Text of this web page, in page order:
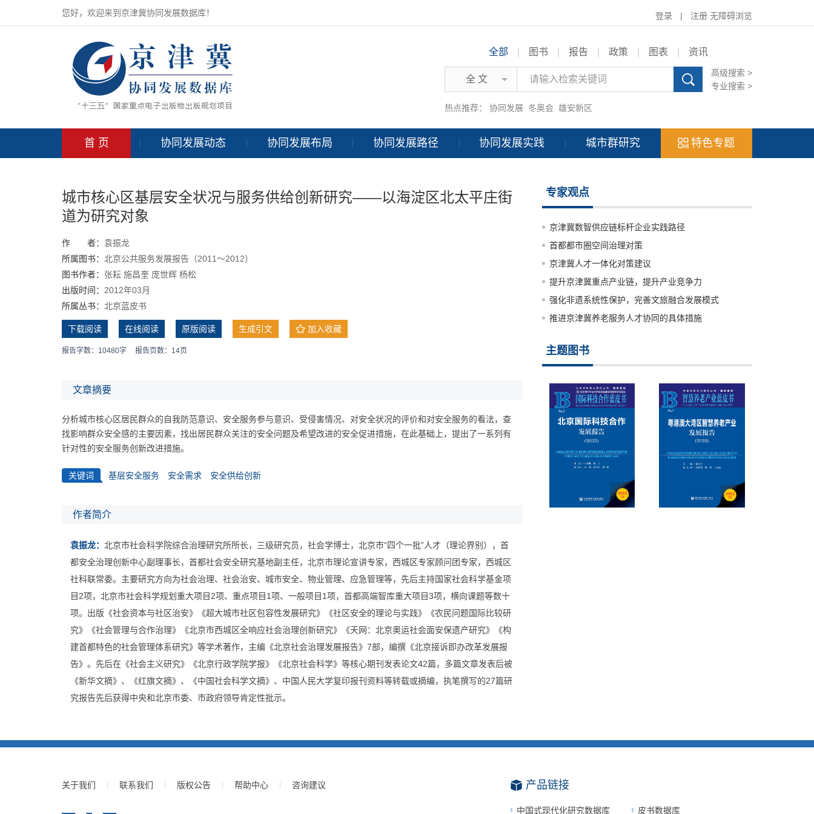
您好，欢迎来到京津冀协同发展数据库！ 登录 | 注册 无障碍浏览
全部 图书 报告 政策 图表 资讯
全 文
高级搜索 >
专业搜索 >
热点推荐： 协同发展 冬奥会 雄安新区
首 页 协同发展动态 协同发展布局 协同发展路径 协同发展实践 城市群研究 特色专题
城市核心区基层安全状况与服务供给创新研究——以海淀区北太平庄街
道为研究对象
作 者： 袁振龙
所属图书： 北京公共服务发展报告（2011～2012）
图书作者： 张耘 施昌奎 庞世辉 杨松
出版时间： 2012年03月
所属丛书： 北京蓝皮书
下载阅读 在线阅读 原版阅读 生成引文 加入收藏
报告字数：10480字 报告页数：14页
文章摘要
分析城市核心区居民群众的自我防范意识、安全服务参与意识、受侵害情况、对安全状况的评价和对安全服务的看法，查
找影响群众安全感的主要因素，找出居民群众关注的安全问题及希望改进的安全促进措施，在此基础上，提出了一系列有
针对性的安全服务创新改进措施。
关键词 基层安全服务 安全需求 安全供给创新
作者简介
袁振龙： 北京市社会科学院综合治理研究所所长，三级研究员，社会学博士，北京市“四个一批”人才（理论界别），首
都安全治理创新中心副理事长，首都社会安全研究基地副主任，北京市理论宣讲专家，西城区专家顾问团专家，西城区
社科联常委。主要研究方向为社会治理、社会治安、城市安全、物业管理、应急管理等，先后主持国家社会科学基金项
目2项，北京市社会科学规划重大项目2项、重点项目1项、一般项目1项，首都高端智库重大项目3项，横向课题等数十
项。出版《社会资本与社区治安》《超大城市社区包容性发展研究》《社区安全的理论与实践》《农民问题国际比较研
究》《社会管理与合作治理》《北京市西城区全响应社会治理创新研究》《天网：北京奥运社会面安保遗产研究》《构
建首都特色的社会管理体系研究》等学术著作，主编《北京社会治理发展报告》7部，编撰《北京接诉即办改革发展报
告》。先后在《社会主义研究》《北京行政学院学报》《北京社会科学》等核心期刊发表论文42篇，多篇文章发表后被
《新华文摘》、《红旗文摘》、《中国社会科学文摘》、中国人民大学复印报刊资料等转载或摘编，执笔撰写的27篇研
究报告先后获得中央和北京市委、市政府领导肯定性批示。
专家观点
京津冀数智供应链标杆企业实践路径
首都都市圈空间治理对策
京津冀人才一体化对策建议
提升京津冀重点产业链，提升产业竞争力
强化非遗系统性保护，完善文旅融合发展模式
推进京津冀养老服务人才协同的具体措施
主题图书
关于我们 联系我们 版权公告 帮助中心 咨询建议 产品链接
中国式现代化研究数据库 皮书数据库